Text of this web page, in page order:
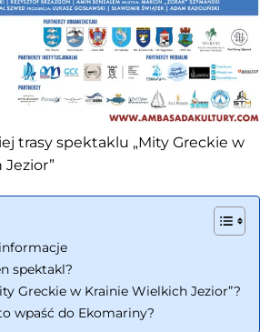
trasy spektaklu „Mity Greckie w
spektakl?
Greckie w Krainie Wielkich Jezior”?
wpaść do Ekomariny?